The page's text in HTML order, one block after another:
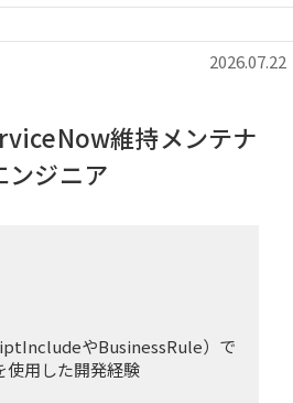
る行動観察、エスノグラフィ
よび顕在・潜在課題の整理
の試算
策定
告資料の作成およびプレゼン
察
の検討
2026.07.22
維持メンテナ
ンジニア
やBusinessRule）で
使用した開発経験